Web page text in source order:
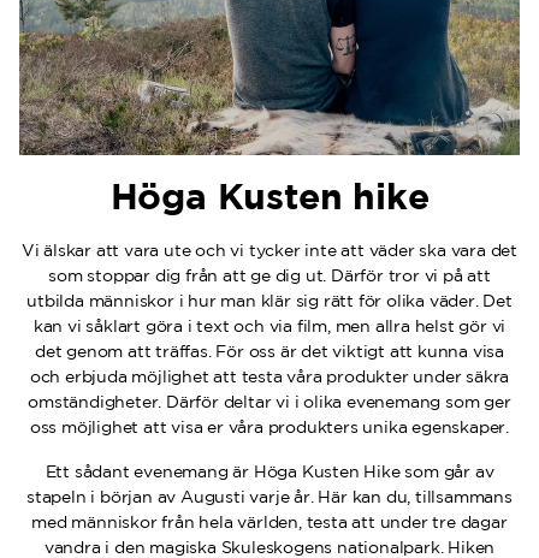
Höga Kusten hike
Vi älskar att vara ute och vi tycker inte att väder ska vara det
som stoppar dig från att ge dig ut. Därför tror vi på att
utbilda människor i hur man klär sig rätt för olika väder. Det
kan vi såklart göra i text och via film, men allra helst gör vi
det genom att träffas. För oss är det viktigt att kunna visa
och erbjuda möjlighet att testa våra produkter under säkra
omständigheter. Därför deltar vi i olika evenemang som ger
oss möjlighet att visa er våra produkters unika egenskaper.
Ett sådant evenemang är Höga Kusten Hike som går av
stapeln i början av Augusti varje år. Här kan du, tillsammans
med människor från hela världen, testa att under tre dagar
vandra i den magiska Skuleskogens nationalpark. Hiken